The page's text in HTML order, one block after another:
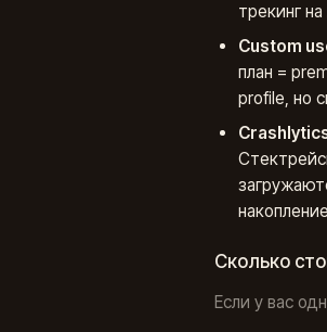
трекинг
Custom
план =
profile, но
Сколько
Если у вас